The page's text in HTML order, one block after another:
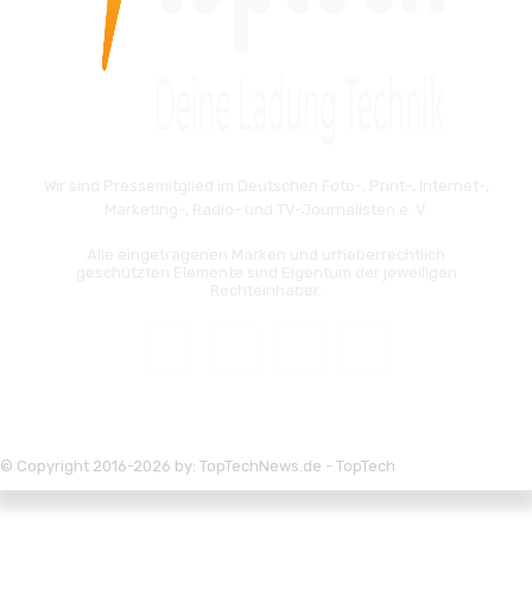
© Copyright 2016-2026 by: TopTechNews.de - TopTech